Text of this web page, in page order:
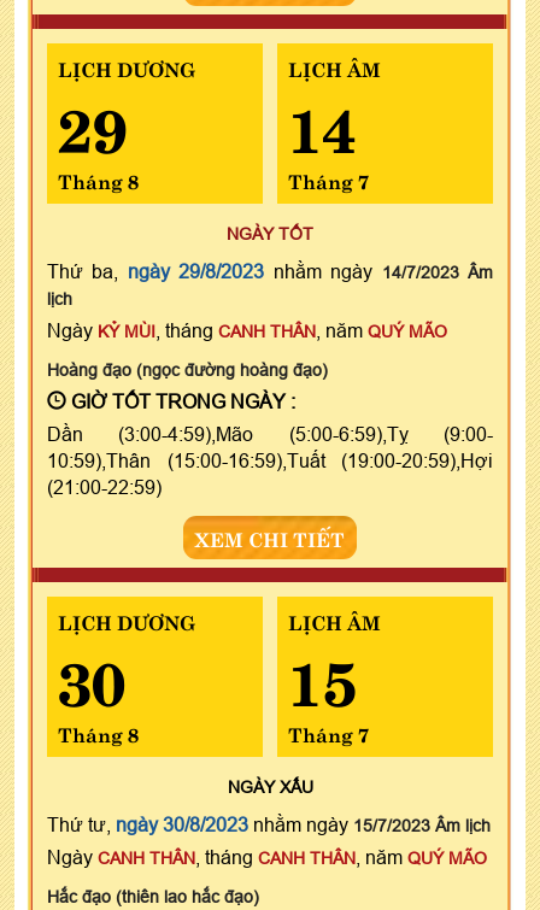
LỊCH DƯƠNG
29
Tháng 8
LỊCH ÂM
14
Tháng 7
NGÀY TỐT
Thứ ba, ngày 29/8/2023 nhằm ngày 14/7/2023 Âm
lịch
Ngày KỶ MÙI , tháng CANH THÂN , năm QUÝ MÃO
Hoàng đạo (ngọc đường hoàng đạo)
GIỜ TỐT TRONG NGÀY :
Dần (3:00-4:59),Mão (5:00-6:59),Tỵ (9:00-
10:59),Thân (15:00-16:59),Tuất (19:00-20:59),Hợi
(21:00-22:59)
XEM CHI TIẾT
LỊCH DƯƠNG
30
Tháng 8
LỊCH ÂM
15
Tháng 7
NGÀYXẤU
Thứ tư, ngày 30/8/2023 nhằm ngày 15/7/2023 Âm lịch
Ngày CANH THÂN , tháng CANH THÂN , năm QUÝ MÃO
Hắc đạo (thiên lao hắc đạo)